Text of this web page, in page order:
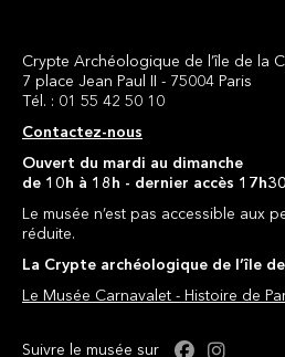
Crypte Archéologique de l’île de la
7 place Jean Paul II - 75004 Paris
Tél. : 01 55 42 50 10
Contactez-nous
Ouvert du mardi au dimanche
de 10h à 18h - dernier accès 17h30
Le musée n’est pas accessible aux
réduite.
La Crypte archéologique de l’île
Le Musée Carnavalet - Histoire de
Suivre le musée sur Facebook